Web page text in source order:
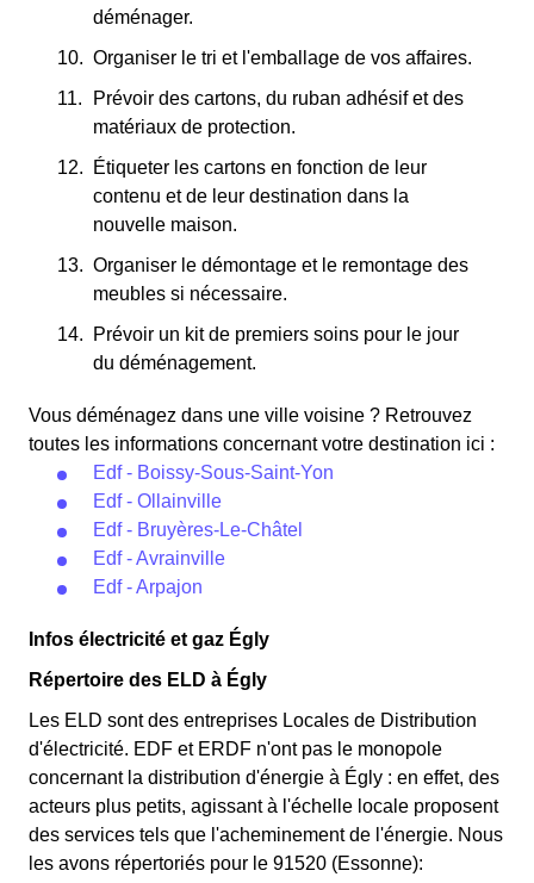
déménager.
Organiser le tri et l'emballage de vos affaires.
Prévoir des cartons, du ruban adhésif et des
matériaux de protection.
Étiqueter les cartons en fonction de leur
contenu et de leur destination dans la
nouvelle maison.
Organiser le démontage et le remontage des
meubles si nécessaire.
Prévoir un kit de premiers soins pour le jour
du déménagement.
Vous déménagez dans une ville voisine ? Retrouvez
toutes les informations concernant votre destination ici :
Edf - Boissy-Sous-Saint-Yon
Edf - Ollainville
Edf - Bruyères-Le-Châtel
Edf - Avrainville
Edf - Arpajon
Infos électricité et gaz Égly
Répertoire des ELD à Égly
Les ELD sont des entreprises Locales de Distribution
d'électricité. EDF et ERDF n'ont pas le monopole
concernant la distribution d'énergie à Égly : en effet, des
acteurs plus petits, agissant à l'échelle locale proposent
des services tels que l'acheminement de l'énergie. Nous
les avons répertoriés pour le 91520 (Essonne):